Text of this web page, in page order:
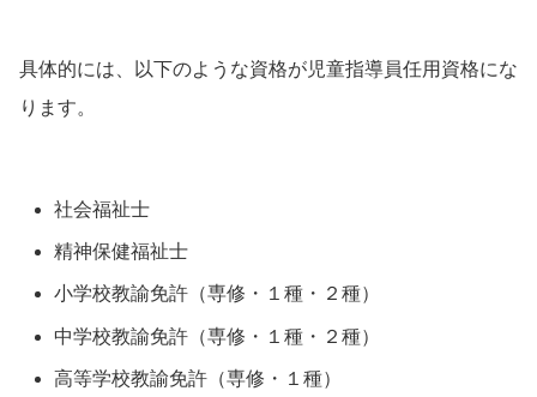
具体的には、以下のような資格が児童指導員任用資格にな
ります。
社会福祉士
精神保健福祉士
小学校教諭免許（専修・１種・２種）
中学校教諭免許（専修・１種・２種）
高等学校教諭免許（専修・１種）